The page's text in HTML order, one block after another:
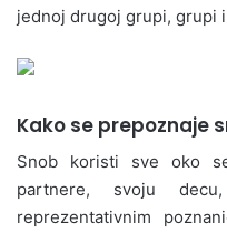
jednoj drugoj grupi, grupi
Kako se prepoznaje
Snob koristi sve oko
partnere, svoju
reprezentativnim